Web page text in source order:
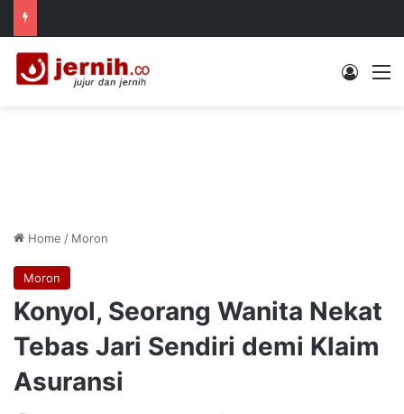
Log In
Home / Moron
Moron
Konyol, Seorang Wanita Nekat
Tebas Jari Sendiri demi Klaim
Asuransi